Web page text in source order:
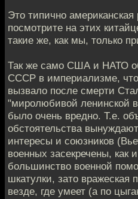
Это типично американская
посмотрите на этих
такие же, как мы, только
Так же само США и НАТО
СССР в империализме,
вызвало после смерти
"миролюбивой ленинской
было очень вредно. Т.е.
обстоятельства
интересы и союзников
военных засекречены, как
большинство военной
шкатулки, зато вражеская
везде, где умеет (а по